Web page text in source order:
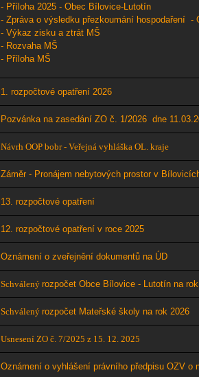
- Příloha 2025 - Obec Bílovice-Lutotín
- Zpráva o výsledku přezkoumání hospodaření -
- Výkaz zisku a ztrát MŠ
- Rozvaha MŠ
- Příloha MŠ
1. rozpočtové opatření 2026
Pozvánka na zasedání ZO č. 1/2026 dne 11.03
Návrh OOP bobr - Veřejná vyhláška OL. kraje
Záměr - Pronájem nebytových prostor v
13. rozpočtové opatření
12. rozpočtové opatření v roce 2025
Oznámení o zveřejnění dokumentů na ÚD
Schválený rozpočet Obce Bílovice - Lutotín na
Schválený rozpočet Mateřské školy na rok 2026
Usnesení ZO č. 7/2025 z 15. 12. 2025
Oznámení o vyhlášení právního předpisu OZV o